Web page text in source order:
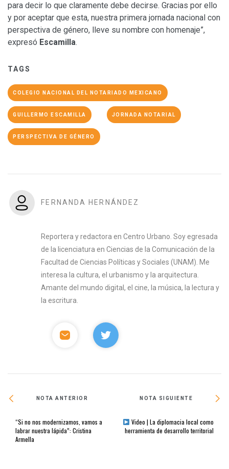
para decir lo que claramente debe decirse. Gracias por ello
y por aceptar que esta, nuestra primera jornada nacional con
perspectiva de género, lleve su nombre con homenaje”,
expresó Escamilla.
TAGS
COLEGIO NACIONAL DEL NOTARIADO MEXICANO
GUILLERMO ESCAMILLA JORNADA NOTARIAL
PERSPECTIVA DE GÉNERO
FERNANDA HERNÁNDEZ
Reportera y redactora en Centro Urbano. Soy egresada
de la licenciatura en Ciencias de la Comunicación de la
Facultad de Ciencias Políticas y Sociales (UNAM). Me
interesa la cultura, el urbanismo y la arquitectura.
Amante del mundo digital, el cine, la música, la lectura y
la escritura.
NOTA ANTERIOR
“Si no nos modernizamos, vamos a
labrar nuestra lápida”: Cristina
Armella
NOTA SIGUIENTE
Video | La diplomacia local como
herramienta de desarrollo territorial